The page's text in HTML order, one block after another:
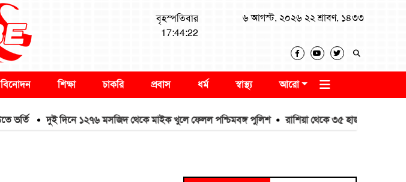
বৃহস্পতিবার
17:44:23
৬ আগস্ট, ২০২৬ ২২ শ্রাবণ, ১৪৩৩
বিনোদন শিক্ষা চাকরি প্রবাস ধর্ম স্বাস্থ্য আরো
দুই দিনে ১২৭৬ মসজিদ থেকে মাইক খুলে ফেলল পশ্চিমবঙ্গ পুলিশ রাশিয়া থেকে ৩৫ হাজার টন এমওপি সার